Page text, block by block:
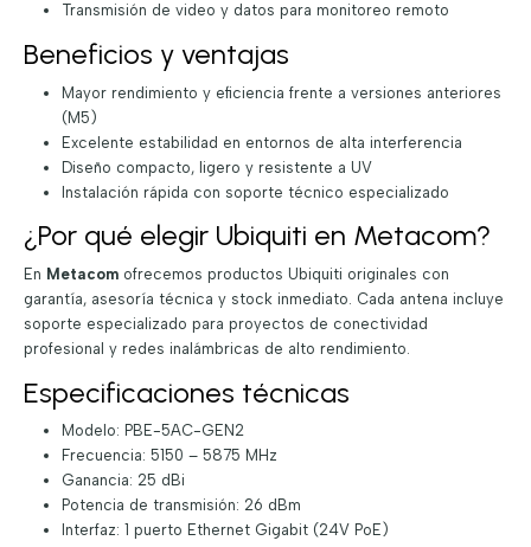
Transmisión de video y datos para monitoreo remoto
Beneficios y ventajas
Mayor rendimiento y eficiencia frente a versiones anteriores
(M5)
Excelente estabilidad en entornos de alta interferencia
Diseño compacto, ligero y resistente a UV
Instalación rápida con soporte técnico especializado
¿Por qué elegir Ubiquiti en Metacom?
En Metacomofrecemos productos Ubiquiti originales con
garantía, asesoría técnica y stock inmediato. Cada antena incluye
soporte especializado para proyectos de conectividad
profesional y redes inalámbricas de alto rendimiento.
Especificaciones técnicas
Modelo: PBE-5AC-GEN2
Frecuencia: 5150 – 5875 MHz
Ganancia: 25 dBi
Potencia de transmisión: 26 dBm
Interfaz: 1 puerto Ethernet Gigabit (24V PoE)